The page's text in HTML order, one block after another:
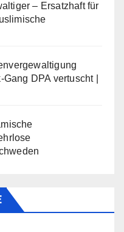
– Ersatzhaft für
DPA vertuscht |